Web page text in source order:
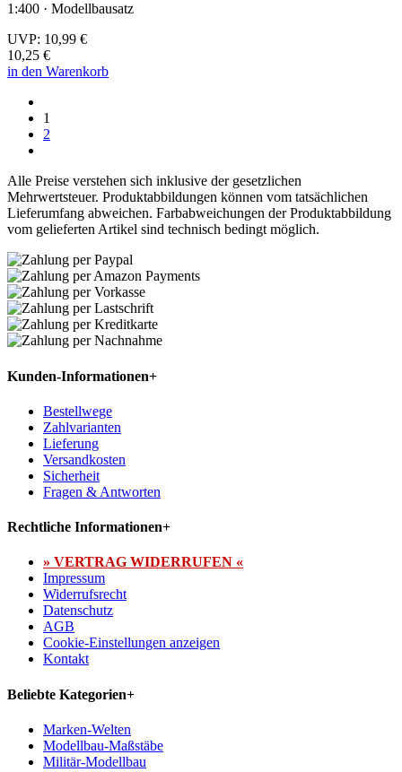
1:400 · Modellbausatz
UVP: 10,99 €
10,25 €
in den Warenkorb
1
2
Alle Preise verstehen sich inklusive der gesetzlichen
Mehrwertsteuer. Produktabbildungen können vom tatsächlichen
Lieferumfang abweichen. Farbabweichungen der Produktabbildung
vom gelieferten Artikel sind technisch bedingt möglich.
Kunden-Informationen+
Bestellwege
Zahlvarianten
Lieferung
Versandkosten
Sicherheit
Fragen & Antworten
Rechtliche Informationen+
» VERTRAG WIDERRUFEN «
Impressum
Widerrufsrecht
Datenschutz
AGB
Cookie-Einstellungen anzeigen
Kontakt
Beliebte Kategorien+
Marken-Welten
Modellbau-Maßstäbe
Militär-Modellbau